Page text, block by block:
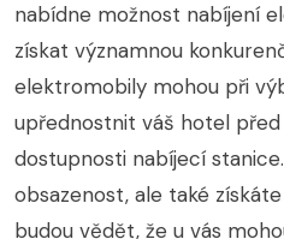
nabídne možnost nabíjení
získat významnou
elektromobily mohou při
upřednostnit váš hotel
dostupnosti nabíjecí
obsazenost, ale také
budou vědět, že u vás